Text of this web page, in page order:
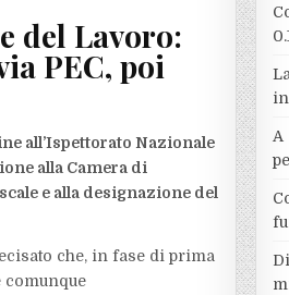
del Lavoro:
PEC, poi
all’Ispettorato Nazionale
alla Camera di
e alla designazione del
che, in fase di prima
comunque
A